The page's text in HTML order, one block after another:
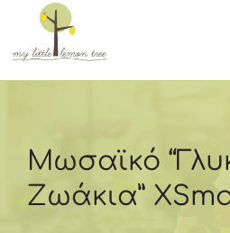
Μετάβαση
περιεχόμενο
Μωσαϊκό
Ζωάκια”